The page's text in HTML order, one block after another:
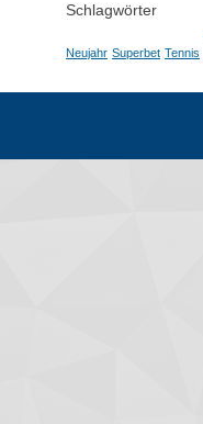
Schlagwörter
Neujahr Superbet Tennis